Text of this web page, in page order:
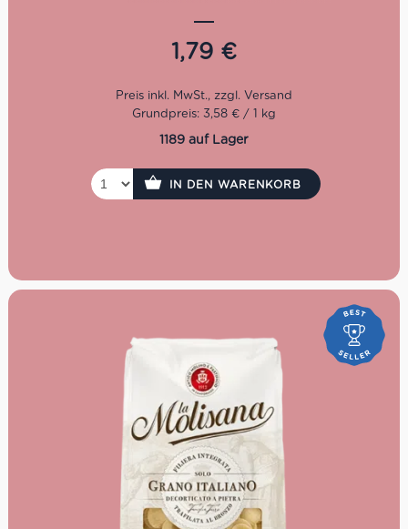
Bronzegezogen, hergestellt aus 100% italienischem
Hartweizen und ideal für Ragù, Tomatensaucen, Pesto,
Gemüse, Käse, Pilze und Pasta al Forno. Kochzeit: 9
1,79 €
Grundpreis: 3,58 € / 1 kg
1189 auf Lager
IN DEN WARENKORB